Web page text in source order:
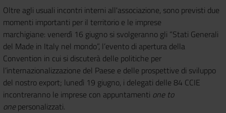
Oltre agli usuali incontri interni all'associazione, sono previsti due
momenti importanti per il territorio e le imprese
marchigiane: venerdì 16 giugno si svolgeranno gli “Stati Generali
del Made in Italy nel mondo”, l’evento di apertura della
Convention in cui si discuterà delle politiche per
l’internazionalizzazione del Paese e delle prospettive di sviluppo
del nostro export; lunedì 19 giugno, i delegati delle 84 CCIE
incontreranno le imprese con appuntamenti one to
onepersonalizzati.